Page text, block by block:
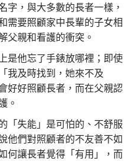
字，與大多數的長者一樣，
需要照顧家中長輩的子女相
父親和看護的衝突。
是他忘了手錶放哪裡；即使
我及時找到，她來不及
好好照顧長者，而在父親認
。
「失能」是可怕的、不舒服
他們對照顧者的不友善不如
何讓長者覺得「有用」，而